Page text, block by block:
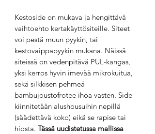
Kestoside on mukava ja hengittävä
vaihtoehto kertakäyttösiteille. Siteet
voi pestä muun pyykin, tai
kestovaippapyykin mukana. Näissä
siteissä on vedenpitävä PUL-kangas,
yksi kerros hyvin imevää mikrokuitua,
sekä silkkisen pehmeä
bambujoustofrotee ihoa vasten. Side
kiinnitetään alushousuihin nepillä
(säädettävä koko) eikä se rapise tai
hiosta. Tässä uudistetussa mallissa